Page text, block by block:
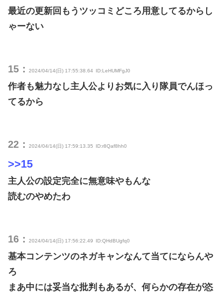
最近の更新回もうツッコミどころ用意してるからし
ゃーない
15： 2024/04/14(日) 17:55:38.64 ID:LeHUMFgJ0
作者も魅力なし主人公よりお気に入り隊員でんほっ
てるから
22： 2024/04/14(日) 17:59:13.35 ID:r8Qaf8hh0
>>15
主人公の設定完全に無意味やもんな
読むのやめたわ
16： 2024/04/14(日) 17:56:22.49 ID:QHdBUgfq0
基本コンテンツのネガキャンなんて当てにならんや
ろ
まあ中には妥当な批判もあるが、何らかの存在が恣